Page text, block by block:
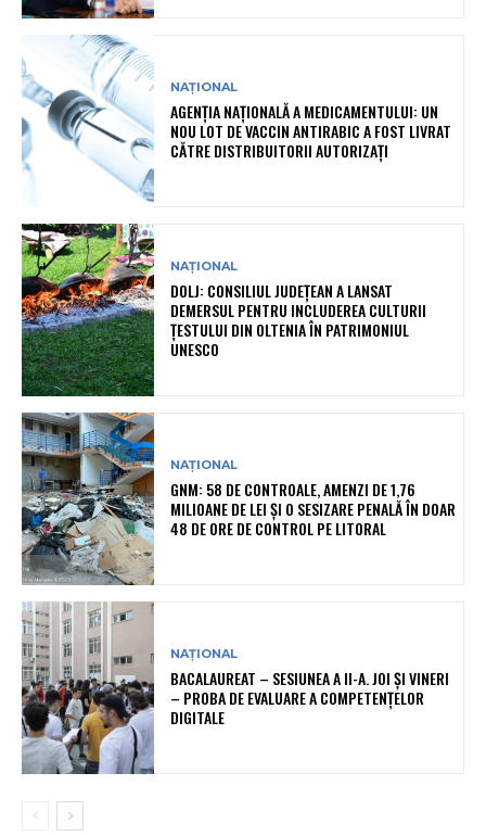
NAȚIONAL
AGENȚIA NAȚIONALĂ A MEDICAMENTULUI: UN
NOU LOT DE VACCIN ANTIRABIC A FOST LIVRAT
CĂTRE DISTRIBUITORII AUTORIZAȚI
NAȚIONAL
DOLJ: CONSILIUL JUDEȚEAN A LANSAT
DEMERSUL PENTRU INCLUDEREA CULTURII
ȚESTULUI DIN OLTENIA ÎN PATRIMONIUL
UNESCO
NAȚIONAL
GNM: 58 DE CONTROALE, AMENZI DE 1,76
MILIOANE DE LEI ȘI O SESIZARE PENALĂ ÎN DOAR
48 DE ORE DE CONTROL PE LITORAL
NAȚIONAL
BACALAUREAT – SESIUNEA A II-A. JOI ȘI VINERI
– PROBA DE EVALUARE A COMPETENȚELOR
DIGITALE